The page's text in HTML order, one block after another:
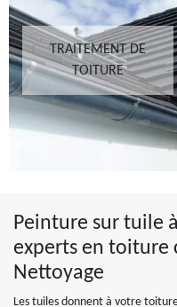
TRAITEMENT DE
TOITURE
Peinture sur tuile
experts en toiture
Nettoyage
Les tuiles donnent à votre